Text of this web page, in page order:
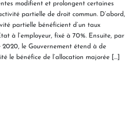
modifient et prolongent certaines
partielle de droit commun. D’abord,
partielle bénéficient d’un taux
à l’employeur, fixé à 70%. Ensuite, par
2020, le Gouvernement étend à de
le bénéfice de l’allocation majorée […]